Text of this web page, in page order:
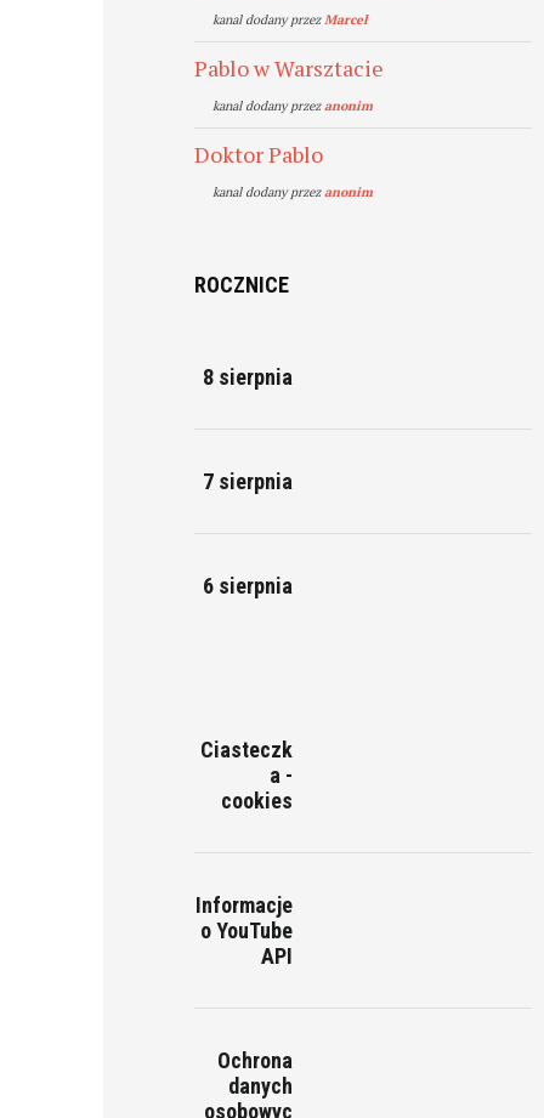
kanal dodany przezMarcel
Pablo w Warsztacie
kanal dodany przezanonim
Doktor Pablo
kanal dodany przezanonim
ROCZNICE
8 sierpnia
7 sierpnia
6 sierpnia
Ciasteczk
a -
cookies
Informacje
o YouTube
API
Ochrona
danych
osobowyc